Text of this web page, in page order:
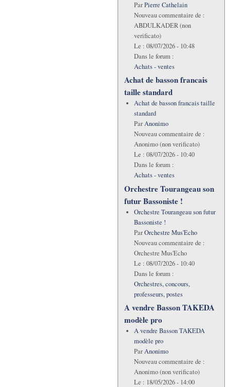
ParPierre Cathelain
Nouveau commentaire de :
ABDULKADER (non
verificato)
Le : 08/07/2026 - 10:48
Dans le forum :
Achats - ventes
Achat de basson francais
taille standard
Achat de basson francais taille
standard
ParAnonimo
Nouveau commentaire de :
Anonimo (non verificato)
Le : 08/07/2026 - 10:40
Dans le forum :
Achats - ventes
Orchestre Tourangeau son
futur Bassoniste !
Orchestre Tourangeau son futur
Bassoniste !
ParOrchestre Mus'Echo
Nouveau commentaire de :
Orchestre Mus'Echo
Le : 08/07/2026 - 10:40
Dans le forum :
Orchestres, concours,
professeurs, postes
A vendre Basson TAKEDA
modèle pro
A vendre Basson TAKEDA
modèle pro
ParAnonimo
Nouveau commentaire de :
Anonimo (non verificato)
Le : 18/05/2026 - 14:00